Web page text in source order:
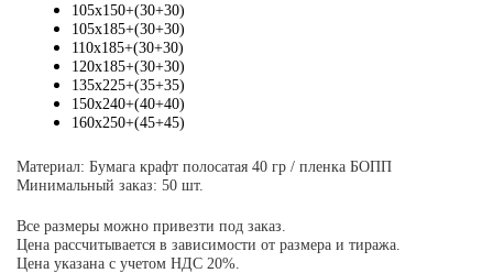
105х150+(30+30)
105х185+(30+30)
110х185+(30+30)
120х185+(30+30)
135х225+(35+35)
150х240+(40+40)
160х250+(45+45)
Материал: Бумага крафт полосатая 40 гр / пленка БОПП
Минимальный заказ: 50 шт.
Все размеры можно привезти под заказ.
Цена рассчитывается в зависимости от размера и тиража.
Цена указана с учетом НДС 20%.